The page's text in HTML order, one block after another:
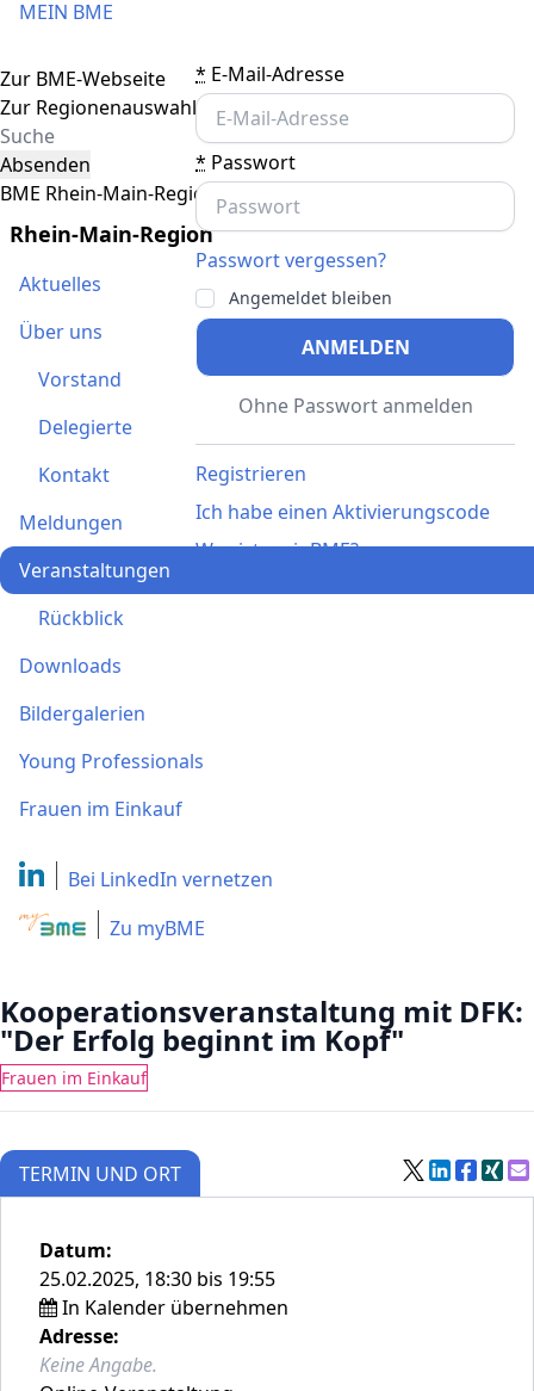
MEIN BME
* E-Mail-Adresse
* Passwort
Passwort vergessen?
Angemeldet bleiben
ANMELDEN
Ohne Passwort anmelden
Registrieren
Ich habe einen Aktivierungscode
Was ist meinBME?
Toggle navigation
Zur BME-Webseite
Zur Regionenauswahl
Absenden
BME Rhein-Main-Region
Rhein-Main-Region
Aktuelles
Über uns
Vorstand
Delegierte
Kontakt
Meldungen
Veranstaltungen
Rückblick
Downloads
Bildergalerien
Young Professionals
Frauen im Einkauf
Bei LinkedIn vernetzen
Zu myBME
Kooperationsveranstaltung mit DFK:
"Der Erfolg beginnt im Kopf"
Frauen im Einkauf
TERMIN UND ORT
Datum:
25.02.2025, 18:30 bis 19:55
In Kalender übernehmen
Adresse:
Keine Angabe.